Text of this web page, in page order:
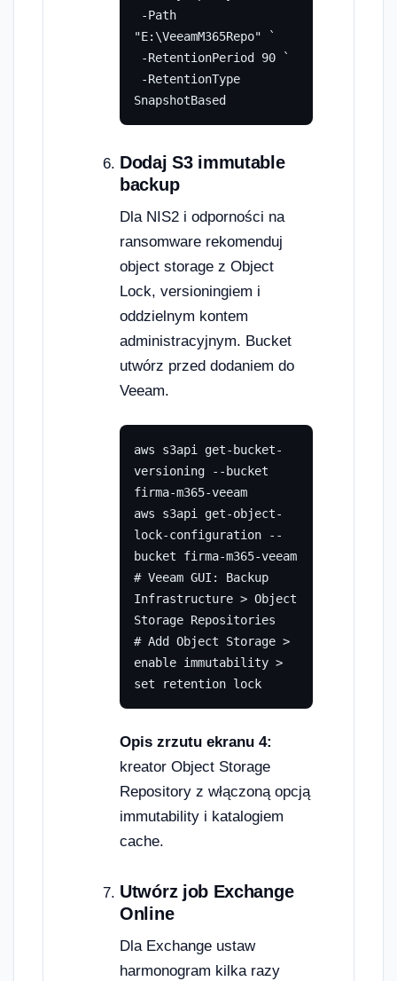
"E:\VeeamM365Repo" `
SnapshotBased
Dodaj S3 immutable
backup
Dla NIS2 i odporności na
ransomware rekomenduj
object storage z Object
Lock, versioningiem i
oddzielnym kontem
administracyjnym. Bucket
utwórz przed dodaniem do
Veeam.
aws s3api get-bucket-
versioning --bucket
firma-m365-veeam
aws s3api get-object-
lock-configuration --
bucket firma-m365-veeam
# Veeam GUI: Backup
Infrastructure > Object
Storage Repositories
# Add Object Storage >
enable immutability >
set retention lock
Opis zrzutu ekranu 4:
kreator Object Storage
Repository z włączoną opcją
immutability i katalogiem
cache.
Utwórz job Exchange
Online
Dla Exchange ustaw
harmonogram kilka razy